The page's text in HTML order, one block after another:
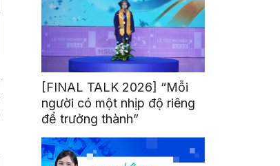
[FINAL TALK 2026] “Mỗi
người có một nhịp độ riêng
để trưởng thành”